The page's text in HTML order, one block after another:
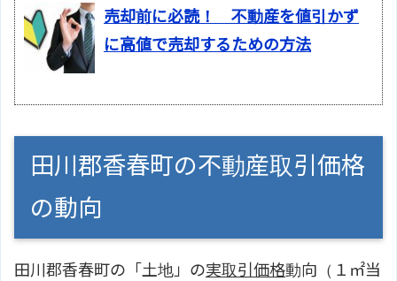
売却前に必読！ 不動産を値引かず
に高値で売却するための方法
田川郡香春町の不動産取引価格
の動向
田川郡香春町の「土地」の実取引価格動向（１㎡当